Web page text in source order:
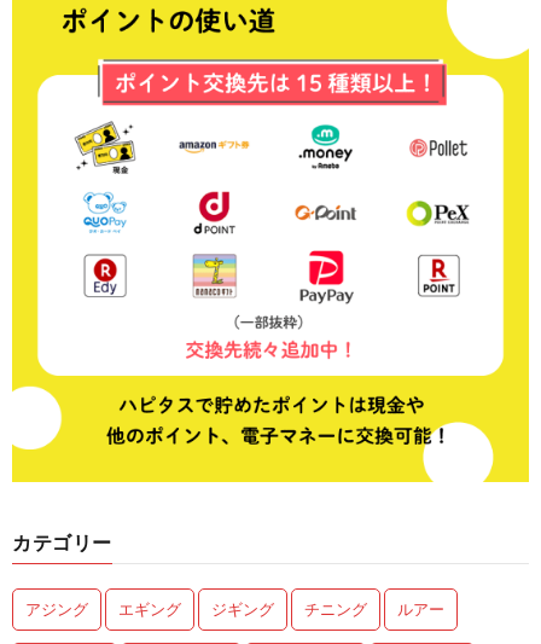
カテゴリー
アジング エギング ジギング チニング ルアー